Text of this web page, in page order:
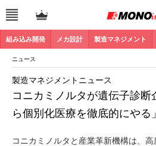
組み込み開発 メカ設計 製造マネジメント
ニュース
コニカミノルタが遺伝子診
ら個別化医療を徹底的にやる」
製造マネジメントニュース
コニカミノルタと産業革新機構は、